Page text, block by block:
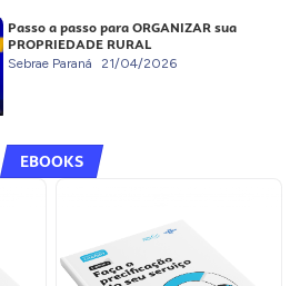
Passo a passo para ORGANIZAR sua
PROPRIEDADE RURAL
Sebrae Paraná 21/04/2026
EBOOKS